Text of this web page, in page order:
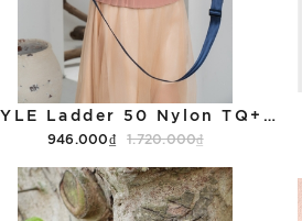
STYLE Ladder 50 Nylon TQ+L1VN
946.000₫ 1.720.000₫
Tùy chọn